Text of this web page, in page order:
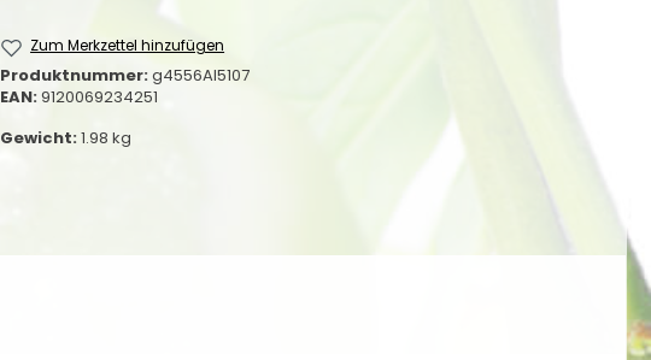
Zum Merkzettel hinzufügen
Produktnummer:g4556AI5107
EAN:9120069234251
Gewicht: 1.98 kg